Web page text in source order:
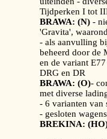
Tijdperken I tot
BRAWA: (N) -
'Gravita',
- als aanvulling
beheerd door de
en de variant
DRG en DR
BRAWA: (O)-
met diverse
- 6 varianten van
- gesloten
BREKINA: